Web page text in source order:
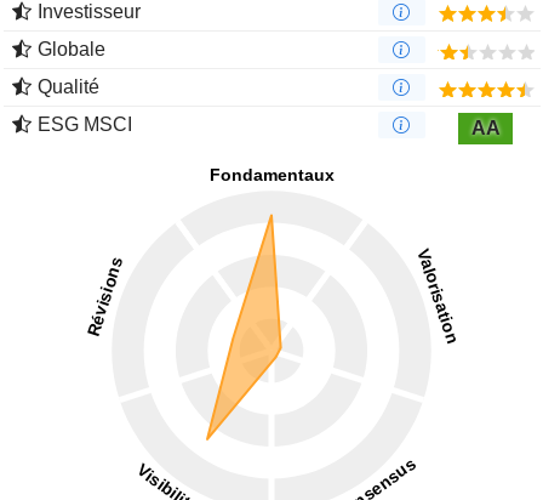
Investisseur
Globale
Qualité
ESG MSCI
AA